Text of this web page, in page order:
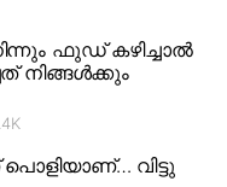
ഫുഡ് കഴിച്ചാൽ
നിങ്ങൾക്കും
വിട്ടു